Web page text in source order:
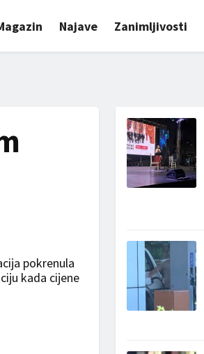
Najave Zanimljivosti
pokrenula
kada cijene